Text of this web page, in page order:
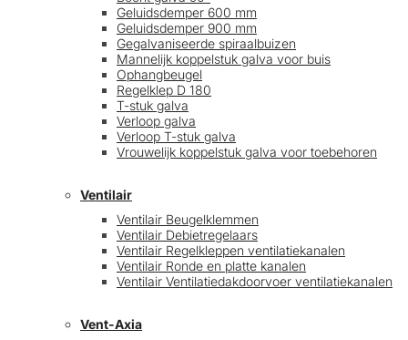
Geluidsdemper 600 mm
Geluidsdemper 900 mm
Gegalvaniseerde spiraalbuizen
Mannelijk koppelstuk galva voor buis
Ophangbeugel
Regelklep D 180
T-stuk galva
Verloop galva
Verloop T-stuk galva
Vrouwelijk koppelstuk galva voor toebehoren
Ventilair
Ventilair Beugelklemmen
Ventilair Debietregelaars
Ventilair Regelkleppen ventilatiekanalen
Ventilair Ronde en platte kanalen
Ventilair Ventilatiedakdoorvoer ventilatiekanalen
Vent-Axia